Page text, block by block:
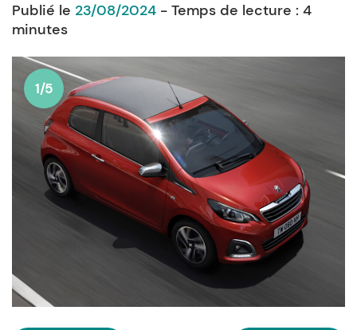
Publié le 23/08/2024 - Temps de lecture : 4
minutes
1/5